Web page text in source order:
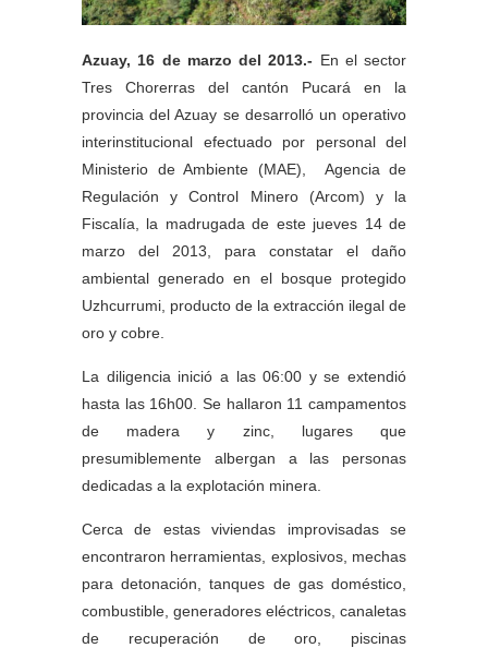
Azuay, 16 de marzo del 2013.- En el sector
Tres Chorerras del cantón Pucará en la
provincia del Azuay se desarrolló un operativo
interinstitucional efectuado por personal del
Ministerio de Ambiente (MAE), Agencia de
Regulación y Control Minero (Arcom) y la
Fiscalía, la madrugada de este jueves 14 de
marzo del 2013, para constatar el daño
ambiental generado en el bosque protegido
Uzhcurrumi, producto de la extracción ilegal de
oro y cobre.
La diligencia inició a las 06:00 y se extendió
hasta las 16h00. Se hallaron 11 campamentos
de madera y zinc, lugares que
presumiblemente albergan a las personas
dedicadas a la explotación minera.
Cerca de estas viviendas improvisadas se
encontraron herramientas, explosivos, mechas
para detonación, tanques de gas doméstico,
combustible, generadores eléctricos, canaletas
de recuperación de oro, piscinas